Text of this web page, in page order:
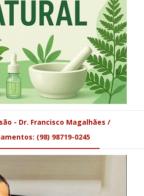
- Dr. Francisco Magalhães /
(98) 98719-0245